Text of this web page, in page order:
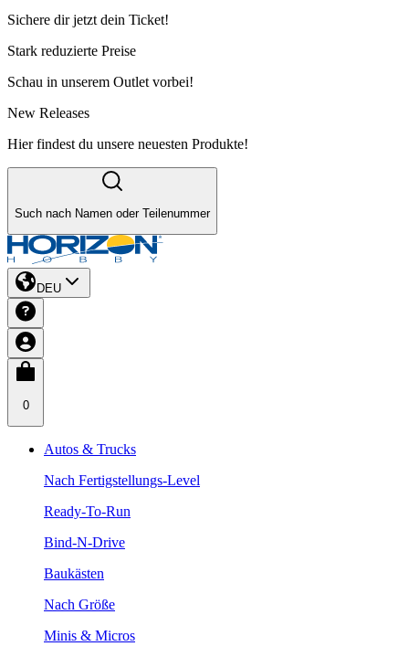
Sichere dir jetzt dein Ticket!
Stark reduzierte Preise
Schau in unserem Outlet vorbei!
New Releases
Hier findest du unsere neuesten Produkte!
Such nach Namen oder Teilenummer
DEU
0
Autos & Trucks
Nach Fertigstellungs-Level
Ready-To-Run
Bind-N-Drive
Baukästen
Nach Größe
Minis & Micros